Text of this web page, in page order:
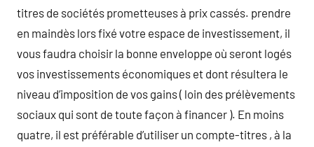
titres de sociétés prometteuses à prix cassés. prendre
en maindès lors fixé votre espace de investissement, il
vous faudra choisir la bonne enveloppe où seront logés
vos investissements économiques et dont résultera le
niveau d’imposition de vos gains ( loin des prélèvements
sociaux qui sont de toute façon à financer ). En moins
quatre, il est préférable d’utiliser un compte-titres , à la